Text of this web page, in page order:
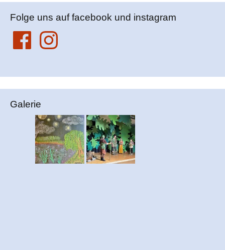
Folge uns auf facebook und instagram
FacebookInstagram
Galerie